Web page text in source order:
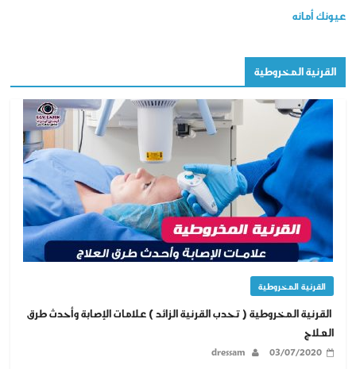
عيونك أمانه
القرنية المخروطية
القرنية المخروطية
القرنية المخروطية ( تحدب القرنية الزائد ) علامات الإصابة وأحدث طرق
العلاج
03/07/2020
dressam